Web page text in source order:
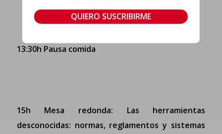
13:30h Pausa comida
15h Mesa redonda: Las herramientas
desconocidas: normas, reglamentos y sistemas